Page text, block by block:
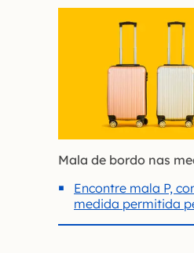
Mala de bordo nas
Encontre mala P,
medida permitida